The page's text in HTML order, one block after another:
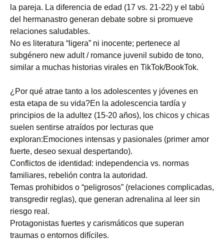
la pareja. La diferencia de edad (17 vs. 21-22) y el tabú
del hermanastro generan debate sobre si promueve
relaciones saludables.
No es literatura “ligera” ni inocente; pertenece al
subgénero new adult / romance juvenil subido de tono,
similar a muchas historias virales en TikTok/BookTok.
¿Por qué atrae tanto a los adolescentes y jóvenes en
esta etapa de su vida?En la adolescencia tardía y
principios de la adultez (15-20 años), los chicos y chicas
suelen sentirse atraídos por lecturas que
exploran:Emociones intensas y pasionales (primer amor
fuerte, deseo sexual despertando).
Conflictos de identidad: independencia vs. normas
familiares, rebelión contra la autoridad.
Temas prohibidos o “peligrosos” (relaciones complicadas,
transgredir reglas), que generan adrenalina al leer sin
riesgo real.
Protagonistas fuertes y carismáticos que superan
traumas o entornos difíciles.